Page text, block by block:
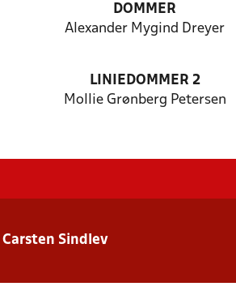
DOMMER
Alexander Mygind Dreyer
LINIEDOMMER 2
Mollie Grønberg Petersen
Carsten Sindlev